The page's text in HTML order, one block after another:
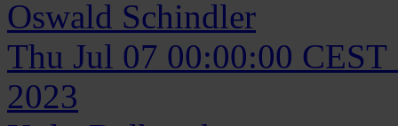
Oswald Schindler
Thu Jul 07 00:00:00 CEST
2023